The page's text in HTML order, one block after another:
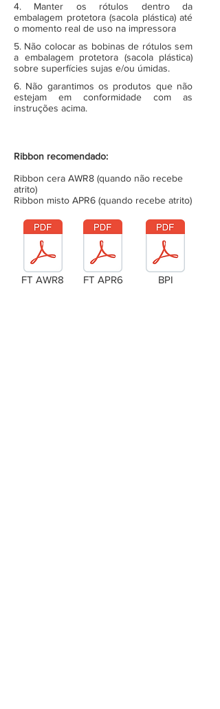
4. Manter os rótulos dentro da
embalagem protetora (sacola plástica) até
o momento real de uso na impressora
5. Não colocar as bobinas de rótulos sem
a embalagem protetora (sacola plástica)
sobre superfícies sujas e/ou úmidas.
6. Não garantimos os produtos que não
estejam em conformidade com as
instruções acima.
Ribbon recomendado:
Ribbon cera AWR8 (quando não recebe
atrito)
Ribbon misto APR6 (quando recebe atrito)
FT AWR8 FT APR6 BPI